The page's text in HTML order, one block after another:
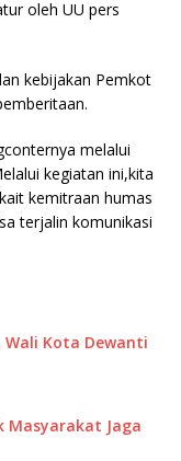
oleh UU pers
kebijakan Pemkot
melalui
kegiatan ini,kita
kemitraan humas
terjalin komunikasi
Wali Kota Dewanti
Masyarakat Jaga